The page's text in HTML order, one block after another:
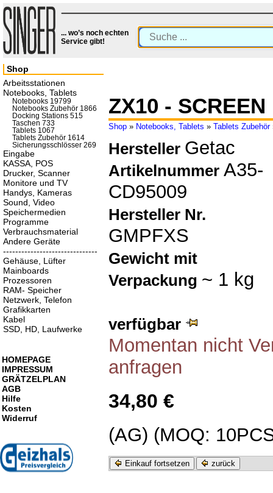
... wo’s noch echten
Service gibt!
ZX10 -
Shop » Notebooks, Tablets » Tablets Zubehör
Hersteller Getac
Artikelnummer A35-
CD95009
Hersteller Nr.
GMPFXS
Gewicht mit
Verpackung ~ 1 kg
verfügbar
Momentan nicht
anfragen
34,80 €
(AG) (MOQ:
Einkauf fortsetzen zurück
Shop
Arbeitsstationen
Notebooks, Tablets
Notebooks 19799
Notebooks Zubehör 1866
Docking Stations 515
Taschen 733
Tablets 1067
Tablets Zubehör 1614
Sicherungsschlösser 269
Eingabe
KASSA, POS
Drucker, Scanner
Monitore und TV
Handys, Kameras
Sound, Video
Speichermedien
Programme
Verbrauchsmaterial
Andere Geräte
-------------------------------
Gehäuse, Lüfter
Mainboards
Prozessoren
RAM- Speicher
Netzwerk, Telefon
Grafikkarten
Kabel
SSD, HD, Laufwerke
HOMEPAGE
IMPRESSUM
GRÄTZELPLAN
AGB
Hilfe
Kosten
Widerruf